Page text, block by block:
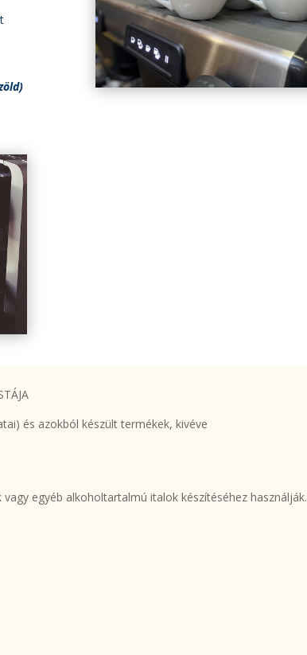
és azokból készült termékek, kivéve
egyéb alkoholtartalmú italok készítéséhez használják.